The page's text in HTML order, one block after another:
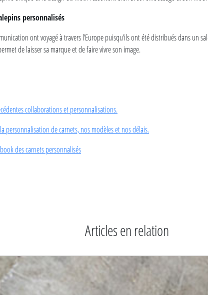
personnalisés
ont voyagé à travers l’Europe puisqu’ils ont été distribués dans un
de laisser sa marque et de faire vivre son image.
collaborations et personnalisations.
personnalisation de carnets, nos modèles et nos délais.
des carnets personnalisés
Articles en relation